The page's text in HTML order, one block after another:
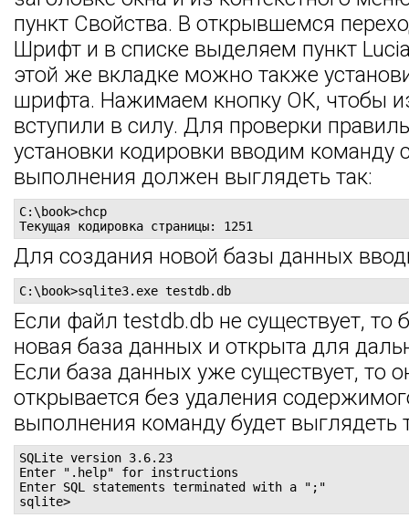
пункт Свойства. В открывшемся
Шрифт и в списке выделяем пункт
этой же вкладке можно также
шрифта. Нажимаем кнопку ОК, чтобы
вступили в силу. Для проверки
установки кодировки вводим команду
выполнения должен выглядеть так:
C:\book>chcp
Текущая кодировка страницы: 1251
Для создания новой базы данных
C:\book>sqlite3.exe testdb.db
Если файл testdb.db не существует, то
новая база данных и открыта для
Если база данных уже существует, то
открывается без удаления
выполнения команду будет выглядеть
SQLite version 3.6.23
Enter ".help" for instructions
Enter SQL statements terminated with a ";"
sqlite>